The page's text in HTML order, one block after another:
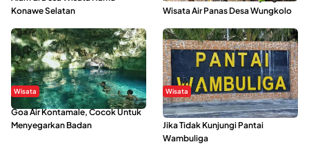
Konawe Selatan
Wisata Air Panas Desa Wungkolo
Wisata
Goa Air Kontamale, Cocok Untuk
Menyegarkan Badan
Wisata
Berkunjung Ke Wakatobi, Nyesal
Jika Tidak Kunjungi Pantai
Wambuliga